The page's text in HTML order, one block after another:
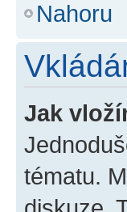
Nahoru
Jak
tématu.